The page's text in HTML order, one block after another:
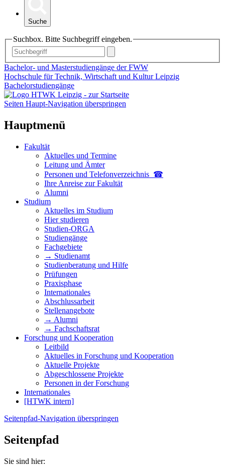
Suche
Suchbox. Bitte Suchbegriff eingeben.
Bachelor- und Masterstudiengänge der FWW
Hochschule für Technik, Wirtschaft und Kultur Leipzig
Bachelorstudiengänge
Seiten Haupt-Navigation überspringen
Hauptmenü
Fakultät
Aktuelles und Termine
Leitung und Ämter
Personen und Telefon­verzeichnis ☎
Ihre Anreise zur Fakultät
Alumni
Studium
Aktuelles im Studium
Hier studieren
Studien-ORGA
Studiengänge
Fachgebiete
→ Studienamt
Studienberatung und Hilfe
Prüfungen
Praxisphase
Internationales
Abschlussarbeit
Stellenangebote
→ Alumni
→ Fachschaftsrat
Forschung und Kooperation
Leitbild
Aktuelles in Forschung und Kooperation
Aktuelle Projekte
Abgeschlossene Projekte
Personen in der Forschung
Internationales
[HTWK intern]
Seitenpfad-Navigation überspringen
Seitenpfad
Sie sind hier: